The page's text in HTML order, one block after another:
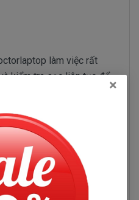
làm việc rất
kiểm tra sạc liên tục để
phân phối sạc có uy tín và
N551
thường gặp
×